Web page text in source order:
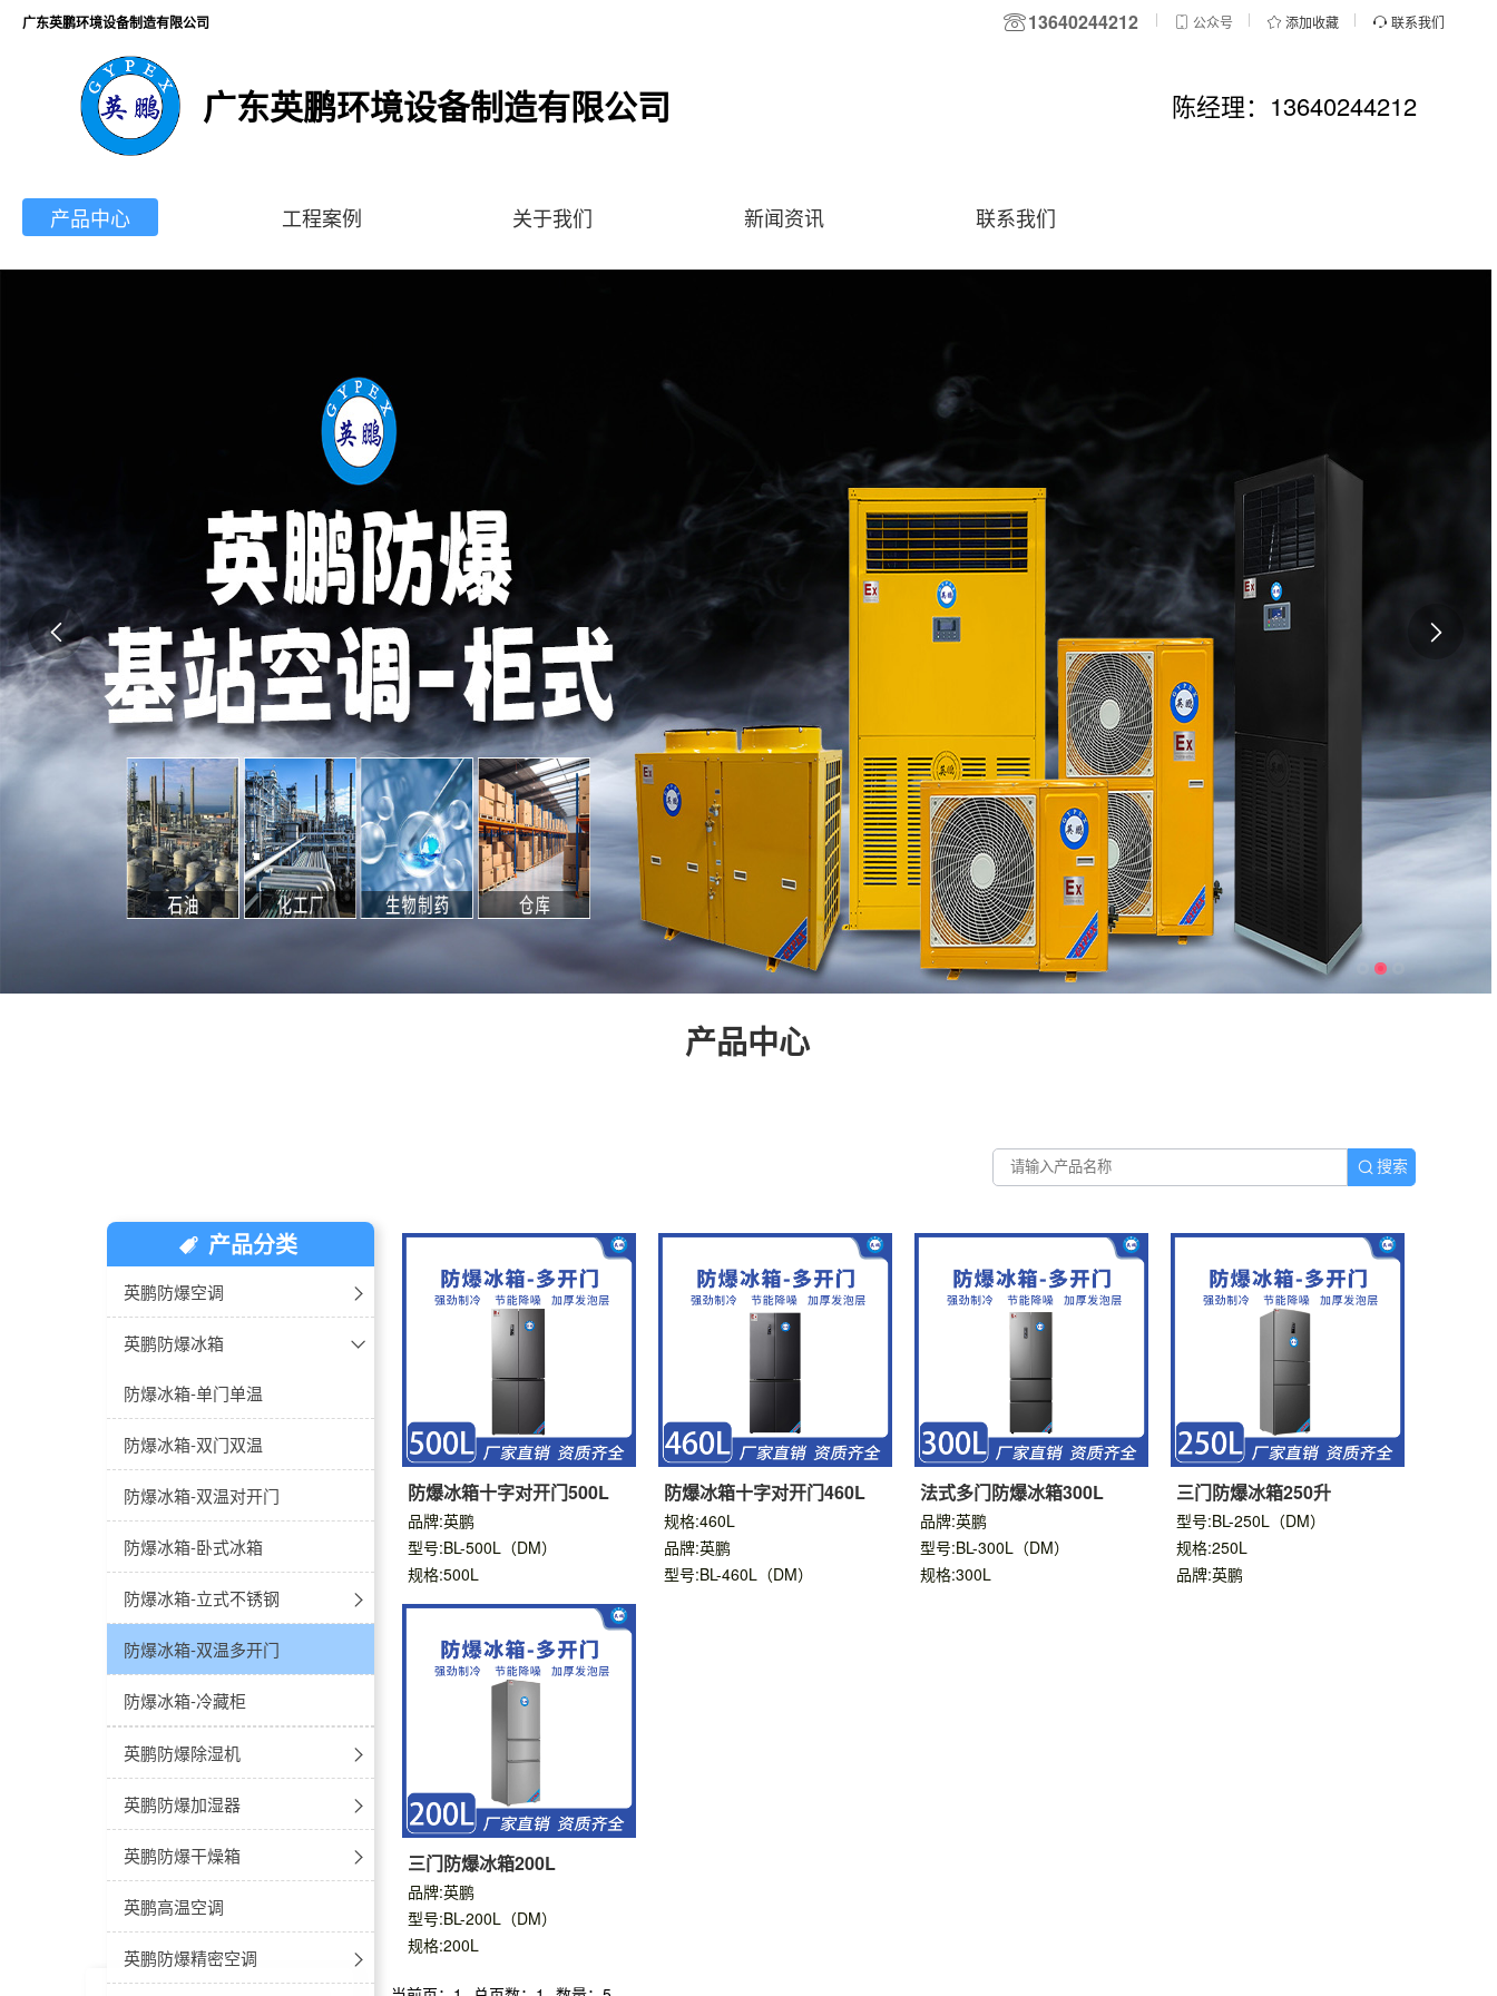
广东英鹏环境设备制造有限公司 13640244212 公众号 添加收藏 联系我们
广东英鹏环境设备制造有限公司 陈经理：13640244212
产品中心
搜索
产品分类
英鹏防爆空调
防爆空调-壁挂式
防爆空调-立柜式
防爆空调-天花机
防爆空调-风管机
防爆空调-窗式空调
防爆空调-高温型
防爆便携空调
英鹏防爆冰箱
防爆冰箱-单门单温
防爆冰箱-双门双温
防爆冰箱-双温对开门
防爆冰箱-卧式冰箱
防爆冰箱-立式不锈钢
冷藏款
冷冻款
防爆冰箱-双温多开门
防爆冰箱-冷藏柜
英鹏防爆除湿机
工业防爆除湿机
吊顶式防爆除湿机
防爆低温除湿机
防爆调温除湿机
英鹏防爆加湿器
防爆湿膜加湿器
防爆超声波加湿器
英鹏防爆干燥箱
真空干燥箱
立式恒温
英鹏高温空调
英鹏防爆精密空调
产品中心 工程案例 关于我们 新闻资讯 联系我们
防爆冰箱十字对开门500L
品牌:英鹏
型号:BL-500L（DM）
规格:500L
防爆冰箱十字对开门460L
规格:460L
品牌:英鹏
型号:BL-460L（DM）
法式多门防爆冰箱300L
品牌:英鹏
型号:BL-300L（DM）
规格:300L
三门防爆冰箱250升
型号:BL-250L（DM）
规格:250L
品牌:英鹏
三门防爆冰箱200L
品牌:英鹏
型号:BL-200L（DM）
规格:200L